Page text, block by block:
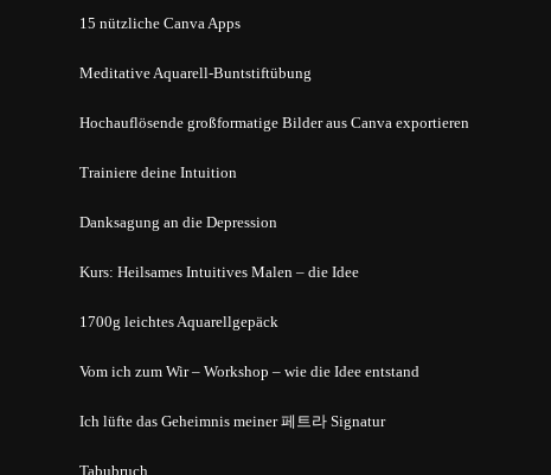
15 nützliche Canva Apps
Meditative Aquarell-Buntstiftübung
Hochauflösende großformatige Bilder aus Canva exportieren
Trainiere deine Intuition
Danksagung an die Depression
Kurs: Heilsames Intuitives Malen – die Idee
1700g leichtes Aquarellgepäck
Vom ich zum Wir – Workshop – wie die Idee entstand
Ich lüfte das Geheimnis meiner 페트라 Signatur
Tabubruch